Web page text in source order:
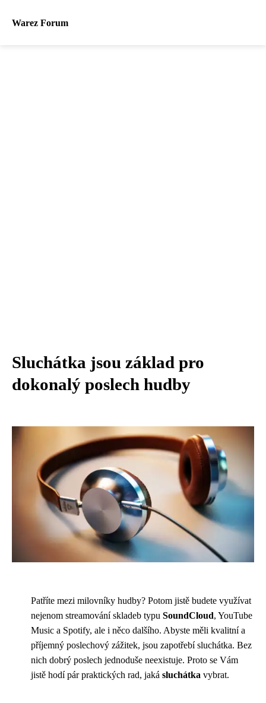
Warez Forum
Sluchátka jsou základ pro
dokonalý poslech hudby
Patříte mezi milovníky hudby? Potom jistě budete využívat
nejenom streamování skladeb typu SoundCloud, YouTube
Music a Spotify, ale i něco dalšího. Abyste měli kvalitní a
příjemný poslechový zážitek, jsou zapotřebí sluchátka. Bez
nich dobrý poslech jednoduše neexistuje. Proto se Vám
jistě hodí pár praktických rad, jaká sluchátka vybrat.